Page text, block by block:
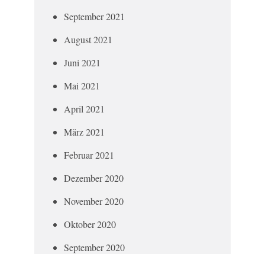
September 2021
August 2021
Juni 2021
Mai 2021
April 2021
März 2021
Februar 2021
Dezember 2020
November 2020
Oktober 2020
September 2020